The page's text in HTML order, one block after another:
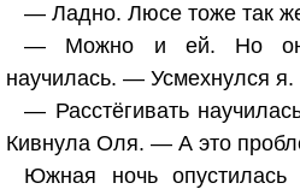
— Ладно. Люсе тоже так
— Можно и ей. Но она
научилась. — Усмехнулся я.
— Расстёгивать
Кивнула Оля. — А это
Южная ночь